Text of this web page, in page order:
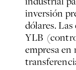
inversión
dólares.
YLB
empresa en